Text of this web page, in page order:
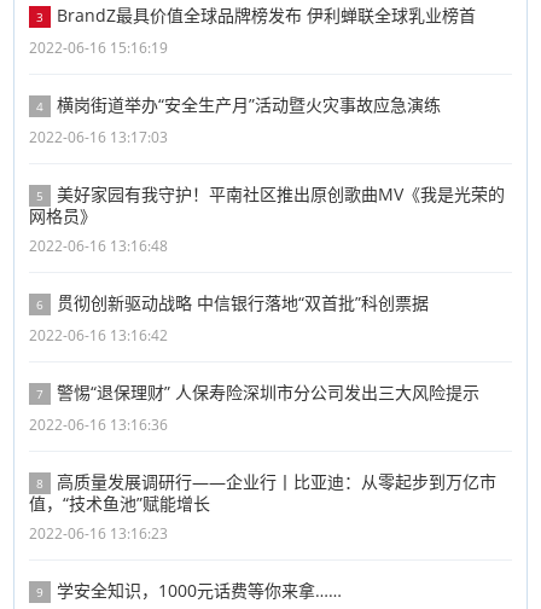
3 BrandZ最具价值全球品牌榜发布 伊利蝉联全球乳业榜首
2022-06-16 15:16:19
4 横岗街道举办“安全生产月”活动暨火灾事故应急演练
2022-06-16 13:17:03
5
美好家园有我守护！平南社区推出原创歌曲MV《我是光荣的
网格员》
2022-06-16 13:16:48
6 贯彻创新驱动战略 中信银行落地“双首批”科创票据
2022-06-16 13:16:42
7 警惕“退保理财” 人保寿险深圳市分公司发出三大风险提示
2022-06-16 13:16:36
8
高质量发展调研行——企业行丨比亚迪：从零起步到万亿市
值，“技术鱼池”赋能增长
2022-06-16 13:16:23
9 学安全知识，1000元话费等你来拿……